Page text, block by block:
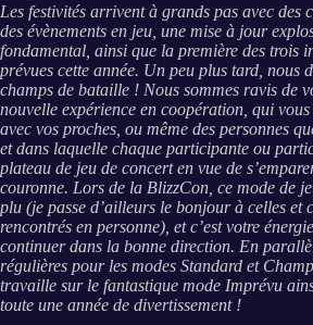
Les festivités arrivent à grands pas avec des
des évènements en jeu, une mise à jour
fondamental, ainsi que la première des trois
prévues cette année. Un peu plus tard, nous
champs de bataille ! Nous sommes ravis de
nouvelle expérience en coopération, qui
avec vos proches, ou même des personnes
et dans laquelle chaque participante ou
plateau de jeu de concert en vue de
couronne. Lors de la BlizzCon, ce mode de
plu (je passe d’ailleurs le bonjour à celles et
rencontrés en personne), et c’est votre
continuer dans la bonne direction. En
régulières pour les modes Standard et
travaille sur le fantastique mode Imprévu
toute une année de divertissement !